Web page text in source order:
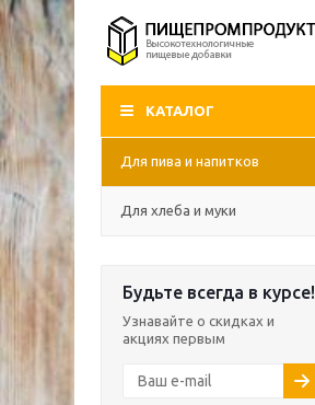
КАТАЛОГ
Для пива и напитков
Для хлеба и муки
Будьте всегда в курсе!
Узнавайте о скидках и
акциях первым